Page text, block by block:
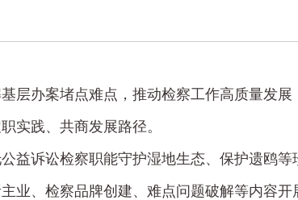
层办案堵点难点，推动检察工作高质量发
实践、共商发展路径。
益诉讼检察职能守护湿地生态、保护遗鸥
业、检察品牌创建、难点问题破解等内容